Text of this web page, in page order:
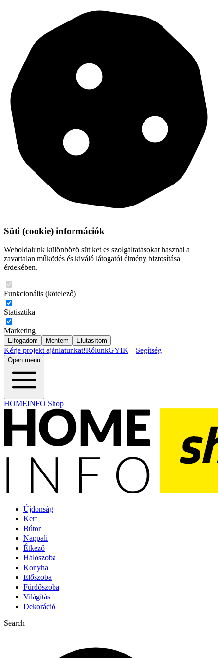
Süti (cookie) információk
Weboldalunk különböző sütiket és szolgáltatásokat használ a
zavartalan működés és kiváló látogatói élmény biztosítása
érdekében.
Funkcionális (kötelező)
Statisztika
Marketing
Elfogadom Mentem Elutasítom
Kérje projekt ajánlatunkat!RólunkGYIK Segítség
Open menu
HOMEINFO Shop
Újdonság
Kert
Bútor
Nappali
Étkező
Hálószoba
Konyha
Előszoba
Fürdőszoba
Világítás
Dekoráció
Search